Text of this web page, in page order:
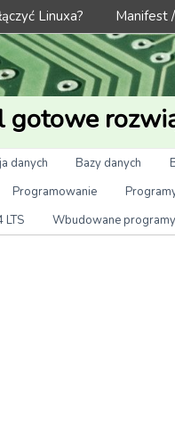
Linuxa? Manifest
gotowe
danych Bazy danych
Programowanie
LTS Wbudowane programy